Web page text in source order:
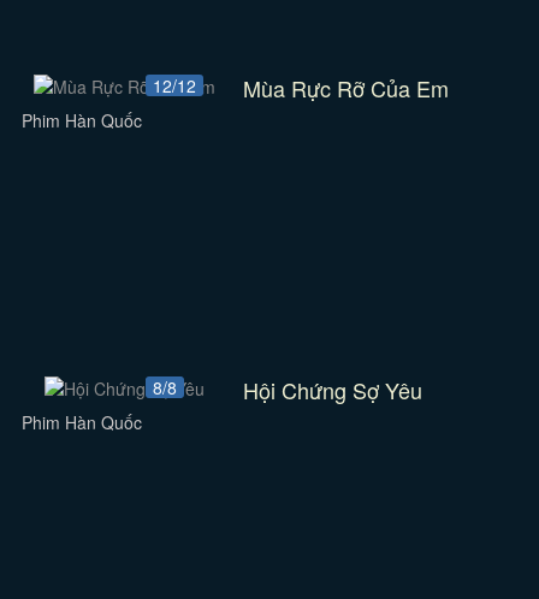
12/12 Mùa Rực Rỡ Của Em
Phim Hàn Quốc
8/8 Hội Chứng Sợ Yêu
Phim Hàn Quốc